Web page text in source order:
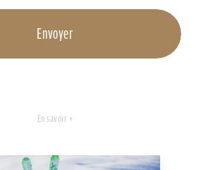
En savoir +